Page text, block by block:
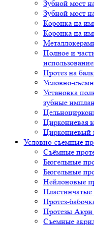
Зубной мост
Зубной мост
Коронка на
Коронка на
Полное и
Протез на
Условно-
Установка
зубные
Циркониевая
Циркониевый
Условно-съемные
Съёмные
Бюгельные
Бюгельные
Нейлоновые
Пластинчатые
Протез-
Протезы
Съемные